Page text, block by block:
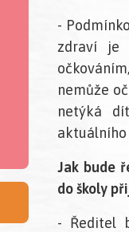
-
zdraví je
nemůže
netýká
aktuálního
Jak bude
do školy
- Ředitel